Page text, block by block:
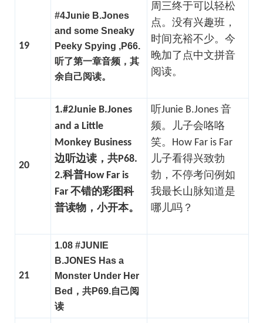
19
#4Junie B.Jones
and some Sneaky
Peeky Spying ,P66.
听了第一章音频，其
余自己阅读。
周三终于可以轻松
点。没有兴趣班，
时间充裕不少。今
晚加了点中文拼音
阅读。
20
1.#2Junie B.Jones
and a Little
Monkey Business
边听边读，共P68.
2.科普How Far is
Far 不错的彩图科
普读物，小开本。
听Junie B.Jones 音
频。儿子会咯咯
笑。How Far is Far
儿子看得兴致勃
勃，不停考问例如
我最长山脉知道是
哪儿吗？
21
1.08 #JUNIE
B.JONES Has a
Monster Under Her
Bed，共P69.自己阅
读